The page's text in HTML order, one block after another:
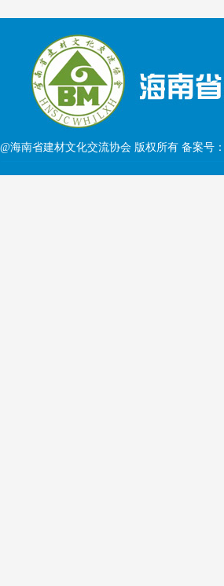
@海南省建材文化交流协会 版权所有 备案号：